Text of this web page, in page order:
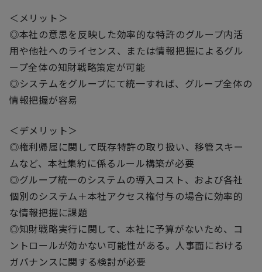
＜メリット＞
◎本社の意思を反映した効率的な特許のグループ内活
用や他社へのライセンス、または情報把握によるグル
ープ全体の知財戦略策定が可能
◎システムをグループにて統一すれば、グループ全体の
情報把握が容易
＜デメリット＞
◎権利帰属に関して既存特許の取り扱い、移管スキー
ムなど、本社集約に係るルール構築が必要
◎グループ統一のシステムの導入コスト、および各社
個別のシステム＋本社アクセス権付与の場合に効率的
な情報把握に課題
◎知財戦略実行に関して、本社に予算がないため、コ
ントロールが効かない可能性がある。人事面における
ガバナンスに関する検討が必要